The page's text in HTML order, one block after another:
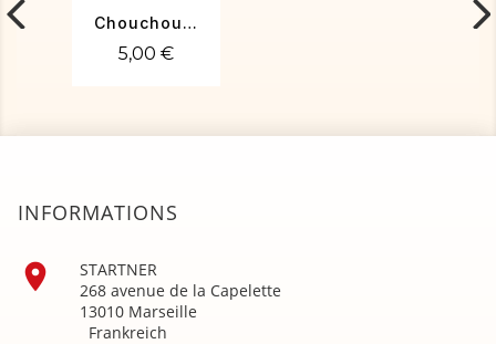
Chouchou poudré bleu roi
5,00 €
INFORMATIONS

STARTNER
268 avenue de la Capelette
13010 Marseille
Frankreich